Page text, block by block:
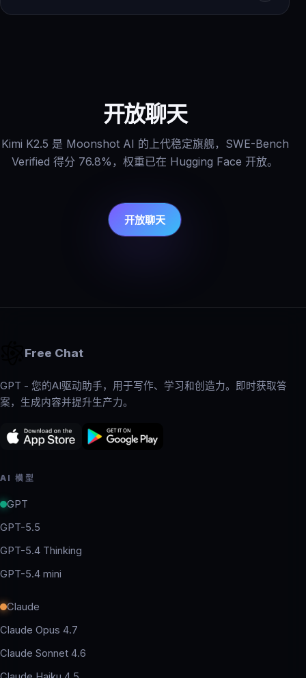
开放聊天
Kimi K2.5 是 Moonshot AI 的上代稳定旗舰，SWE-Bench
Verified 得分 76.8%，权重已在 Hugging Face 开放。
开放聊天
Free Chat
GPT - 您的AI驱动助手，用于写作、学习和创造力。即时获取答
案，生成内容并提升生产力。
AI 模型
GPT
GPT-5.5
GPT-5.4 Thinking
GPT-5.4 mini
Claude
Claude Opus 4.7
Claude Sonnet 4.6